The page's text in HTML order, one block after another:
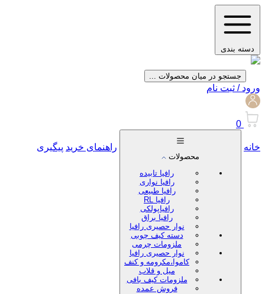
دسته بندی
جستجو در میان محصولات ...
ورود / ثبت نام
0
خانه
محصولات
رافیا تابیده
رافیا نواری
رافیا طبیعی
رافیا RL
رافیاپولکی
رافیا براق
نوار حصیری رافیا
دسته کیف چوبی
ملزومات چرمی
نوار حصیری رافیا
کاموا،مکرومه و کنف
میل و قلاب
ملزومات کیف بافی
فروش عمده
راهنمای خرید پیگیری